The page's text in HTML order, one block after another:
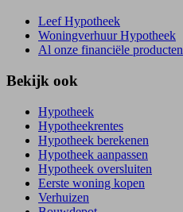
Leef Hypotheek
Woningverhuur Hypotheek
Al onze financiële producten
Bekijk ook
Hypotheek
Hypotheekrentes
Hypotheek berekenen
Hypotheek aanpassen
Hypotheek oversluiten
Eerste woning kopen
Verhuizen